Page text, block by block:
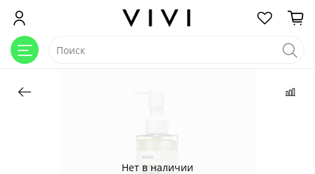
Нет в наличии